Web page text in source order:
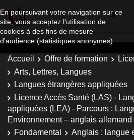
En poursuivant votre navigation sur ce
site, vous acceptez l'utilisation de
cookies à des fins de mesure
d'audience (statistiques anonymes).
Accueil Offre de formation
Arts, Lettres, Langues
Langues étrangères appliquées
Licence Accès Santé (LAS) -
appliquées (LEA) - Parcours :
Environnement – anglais allemand
Fondamental
Anglais : langue